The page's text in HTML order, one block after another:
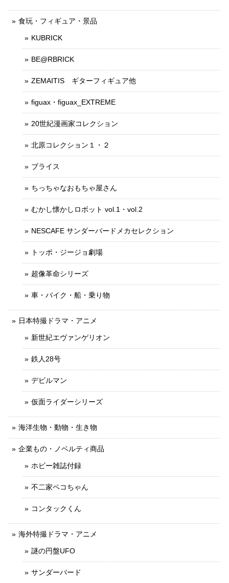
食玩・フィギュア・景品
KUBRICK
BE@RBRICK
ZEMAITIS ギターフィギュア他
figuax・figuax_EXTREME
20世紀漫画家コレクション
北原コレクション１・２
ブライス
ちっちゃなおもちゃ屋さん
むかし懐かしロボット vol.1・vol.2
NESCAFE サンダーバードメカセレクション
トッポ・ジージョ劇場
超像革命シリーズ
車・バイク・船・乗り物
日本特撮ドラマ・アニメ
新世紀エヴァンゲリオン
鉄人28号
デビルマン
仮面ライダーシリーズ
海洋生物・動物・生き物
企業もの・ノベルティ商品
ホビー雑誌付録
不二家ペコちゃん
コンタックくん
海外特撮ドラマ・アニメ
謎の円盤UFO
サンダーバード